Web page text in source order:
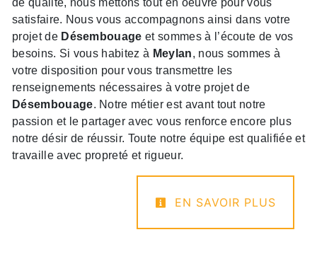
de qualité, nous mettons tout en oeuvre pour vous
satisfaire. Nous vous accompagnons ainsi dans votre
projet de Désembouage et sommes à l’écoute de vos
besoins. Si vous habitez à Meylan, nous sommes à
votre disposition pour vous transmettre les
renseignements nécessaires à votre projet de
Désembouage. Notre métier est avant tout notre
passion et le partager avec vous renforce encore plus
notre désir de réussir. Toute notre équipe est qualifiée et
travaille avec propreté et rigueur.
EN SAVOIR PLUS